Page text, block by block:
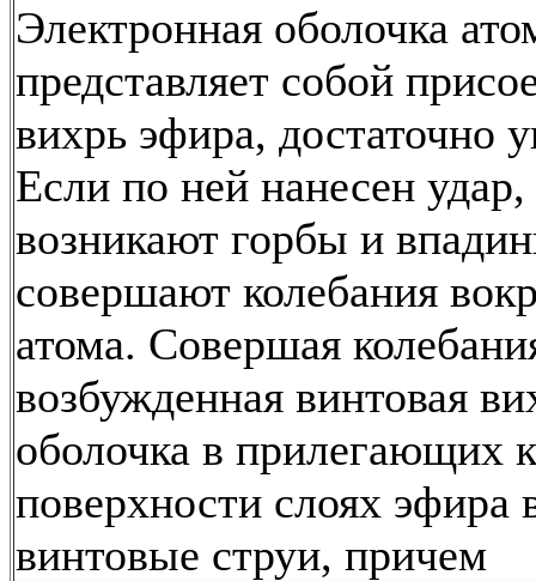
Электронная оболочка
представляет собой
вихрь эфира, достаточно
Если по ней нанесен
возникают горбы и
совершают колебания
атома. Совершая
возбужденная винтовая
оболочка в прилегающих
поверхности слоях эфира
винтовые струи, причем